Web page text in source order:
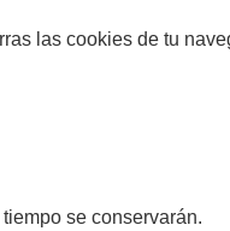
las cookies de tu
se conservarán.